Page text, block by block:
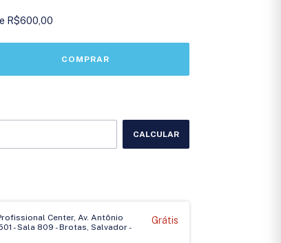
R$600,00
CALCULAR
Center, Av. Antônio
- Sala 809 - Brotas, Salvador -
Grátis